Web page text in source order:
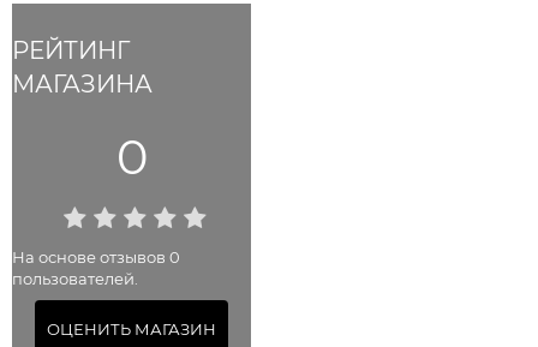
РЕЙТИНГ
МАГАЗИНА
0
На основе отзывов 0
пользователей.
ОЦЕНИТЬ МАГАЗИН